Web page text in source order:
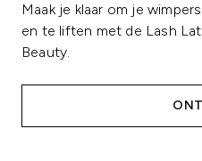
Maak je klaar om je
en te liften met de Lash
Beauty.